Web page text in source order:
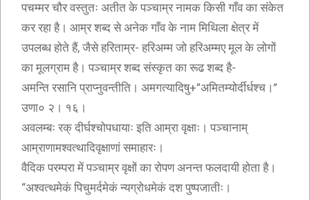
पचम्मर चौर वस्तुतः अतीत के पञ्चाम्र नामक किसी गाँव का संकेत
कर रहा है। आम्र शब्द से अनेक गाँव के नाम मिथिला क्षेत्र में
उपलब्ध होते हैं, जैसे हरिताम्र- हरिअम्म जो हरिअम्मए मूल के लोगों
का मूलग्राम है। पञ्चाम्र शब्द संस्कृत का रूढ शब्द है-
अमन्ति रसानि प्राप्नुवन्तीति। अमगत्यादिषु+”अमितम्योर्दीर्धश्च।”
उणा० २। १६।
अवलम्बः रक् दीर्घश्चोपधायाः इति आम्रा वृक्षाः। पञ्चानाम्
आम्राणामश्वत्थादिवृक्षाणां समाहारः।
वैदिक परम्परा में पञ्चाम्र वृक्षों का रोपण अनन्त फलदायी होता है।
“अश्वत्थमेकं पिचुमर्दमेकं न्यग्रोधमेकं दश पुष्पजातीः।